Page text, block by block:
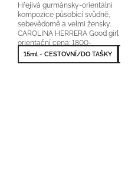
50ml - NEJPRODÁVANĚJŠÍ
Hřejivá gurmánsky-orientální
kompozice působící svůdně,
sebevědomě a velmi žensky.
CAROLINA HERRERA Good girl
orientační cena: 1800-
2600Kč/50ml 25 % vonné...
15ml - CESTOVNÍ/DO TAŠKY